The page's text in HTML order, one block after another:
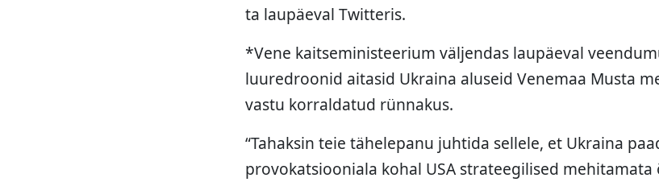
ta laupäeval Twitteris.
*Vene kaitseministeerium väljendas laupäeval
luuredroonid aitasid Ukraina aluseid Venemaa Musta
vastu korraldatud rünnakus.
“Tahaksin teie tähelepanu juhtida sellele, et Ukraina
provokatsiooniala kohal USA strateegilised mehitamata